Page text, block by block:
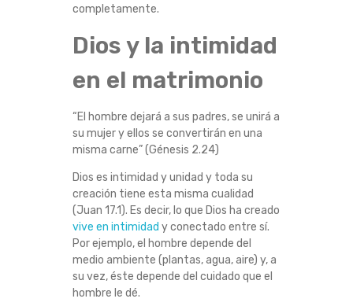
completamente.
Dios y la intimidad
en el matrimonio
“El hombre dejará a sus padres, se unirá a
su mujer y ellos se convertirán en una
misma carne” (Génesis 2.24)
Dios es intimidad y unidad y toda su
creación tiene esta misma cualidad
(Juan 17.1). Es decir, lo que Dios ha creado
vive en intimidad y conectado entre sí.
Por ejemplo, el hombre depende del
medio ambiente (plantas, agua, aire) y, a
su vez, éste depende del cuidado que el
hombre le dé.